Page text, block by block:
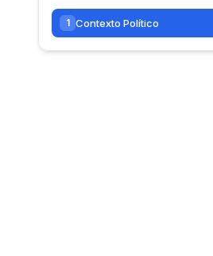
1 Contexto Político